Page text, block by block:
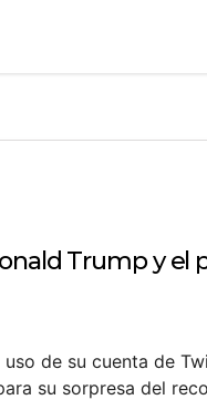
Trump y el
de su cuenta de
su sorpresa del